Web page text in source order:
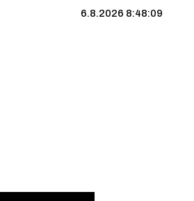
6.8.2026 8:48:10